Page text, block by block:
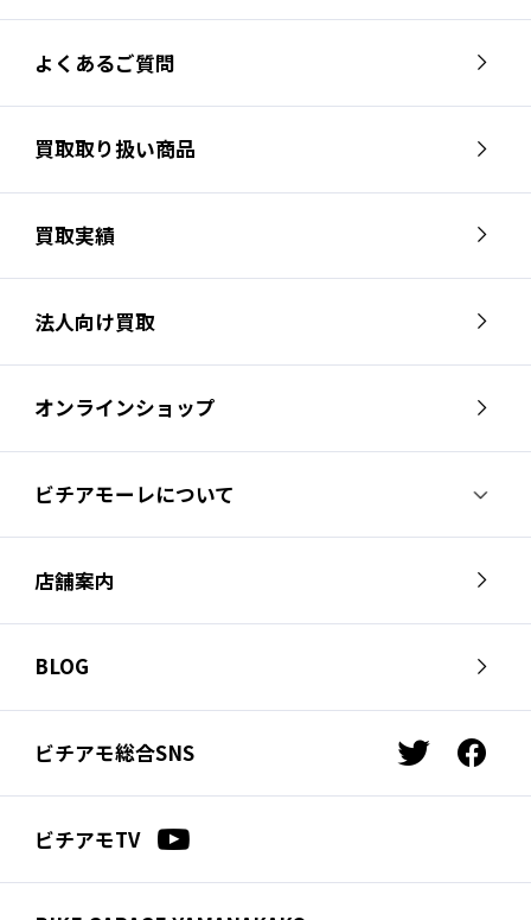
よくあるご質問
買取取り扱い商品
買取実績
法人向け買取
オンラインショップ
ビチアモーレについて
ビチアモーレについて
スタッフ紹介
会社概要
店舗案内
芦屋店
南麻布店
サイクルジャージ店
広島店
BLOG
お知らせ
スタッフブログ
ビチアモコラム
ビチアモ総合SNS
t
w
t
f
a
b
ビチアモTV